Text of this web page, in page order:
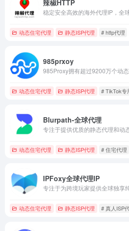
辣椒HTTP
动态住宅代理 静态ISP代理 # http代理
985prxoy
动态住宅代理 静态ISP代理 # TikTok专
Blurpath-全球代理
动态住宅代理 静态ISP代理 # 住宅代理
IPFoxy全球代理IP
专注于为跨境玩家提供全球独享
动态住宅代理 静态ISP代理 # 真人ISP